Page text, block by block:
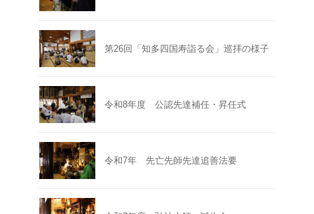
第26回「知多四国寿詣る会」巡拝の様子
令和8年度 公認先達補任・昇任式
令和7年 先亡先師先達追善法要